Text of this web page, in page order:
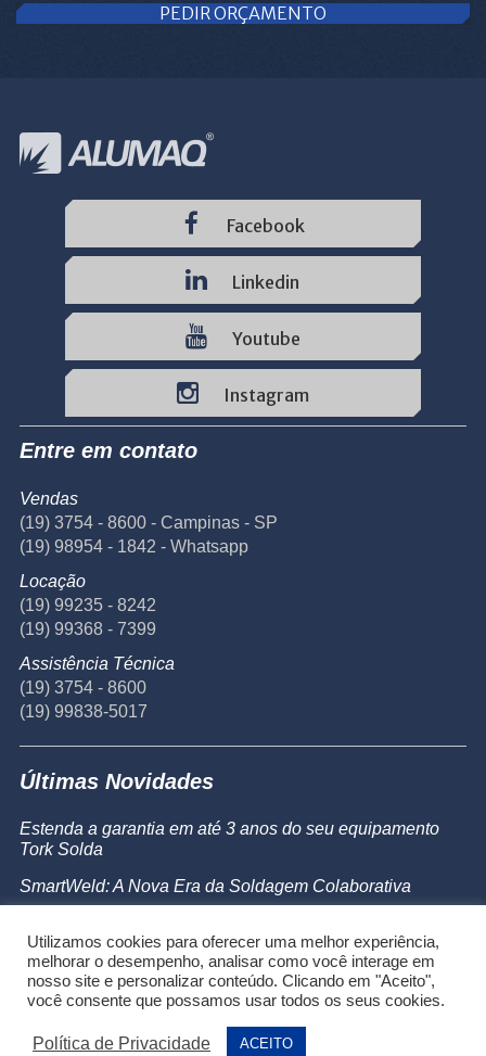
PEDIR ORÇAMENTO
Facebook
Linkedin
Youtube
Instagram
Entre em contato
Vendas
(19) 3754 - 8600 - Campinas - SP
(19) 98954 - 1842 - Whatsapp
Locação
(19) 99235 - 8242
(19) 99368 - 7399
Assistência Técnica
(19) 3754 - 8600
(19) 99838-5017
Últimas Novidades
Estenda a garantia em até 3 anos do seu equipamento
Tork Solda
SmartWeld: A Nova Era da Soldagem Colaborativa
Powermax 45 SYNC
Utilizamos cookies para oferecer uma melhor experiência,
melhorar o desempenho, analisar como você interage em
nosso site e personalizar conteúdo. Clicando em "Aceito",
você consente que possamos usar todos os seus cookies.
Política de Privacidade ACEITO